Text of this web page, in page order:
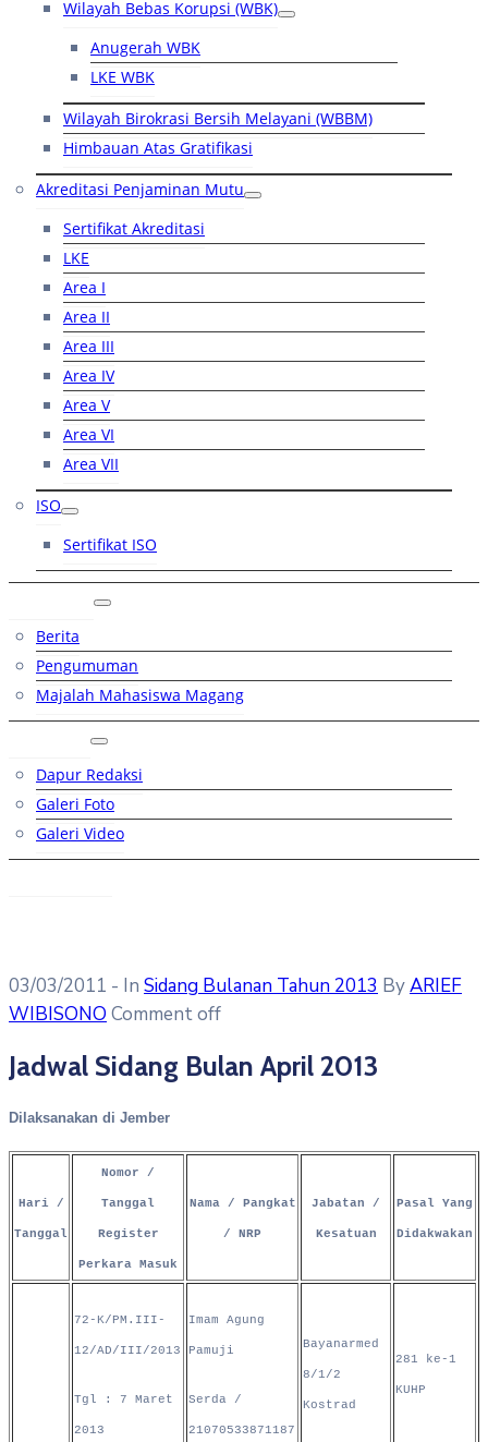
Wilayah Bebas Korupsi (WBK)
Anugerah WBK
LKE WBK
Wilayah Birokrasi Bersih Melayani (WBBM)
Himbauan Atas Gratifikasi
Akreditasi Penjaminan Mutu
Sertifikat Akreditasi
LKE
Area I
Area II
Area III
Area IV
Area V
Area VI
Area VII
ISO
Sertifikat ISO
Berita
Pengumuman
Majalah Mahasiswa Magang
Dapur Redaksi
Galeri Foto
Galeri Video
03/03/2011 - In Sidang Bulanan Tahun 2013 ByARIEF
WIBISONO Comment off
Jadwal Sidang Bulan April 2013
Dilaksanakan di Jember
Hari /
Tanggal
Nomor /
Tanggal
Register
Perkara Masuk
Nama / Pangkat
/ NRP
Jabatan /
Kesatuan
Pasal Yang
Didakwakan
72-K/PM.III-
12/AD/III/2013
Tgl : 7 Maret
2013
Imam Agung
Pamuji
Serda /
21070533871187
Bayanarmed
8/1/2
Kostrad
281 ke-1
KUHP